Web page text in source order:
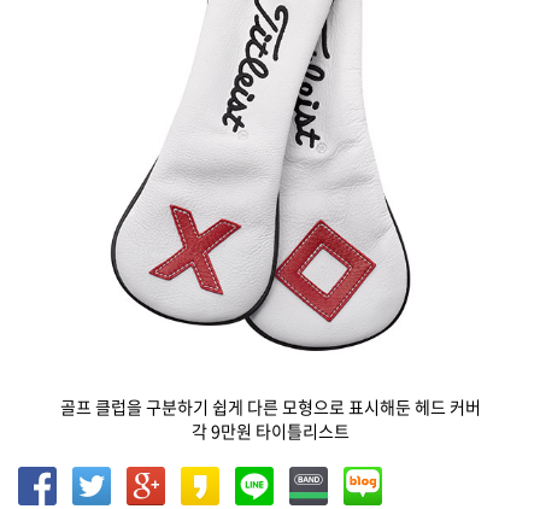
골프 클럽을 구분하기 쉽게 다른 모형으로 표시해둔 헤드 커버
각 9만원 타이틀리스트